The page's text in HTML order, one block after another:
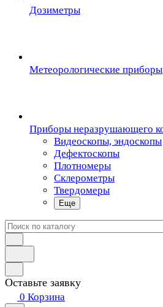
Дозиметры
Метеорологические приборы
Приборы неразрушающего
Видеоскопы, эндоскопы
Дефектоскопы
Плотномеры
Склерометры
Твердомеры
Еще
Оставьте заявку
0 Корзина